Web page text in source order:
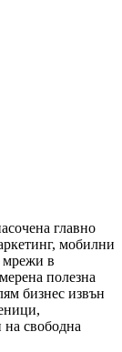
главно
мобилни
мрежи в
полезна
бизнес извън
свободна